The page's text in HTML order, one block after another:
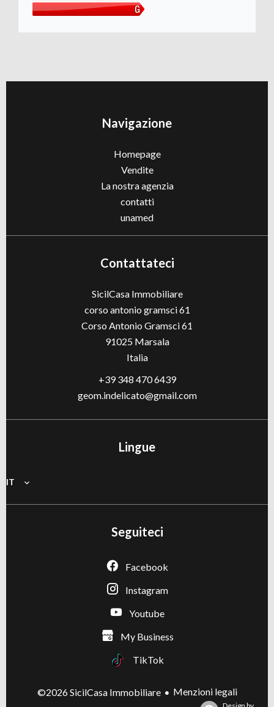
Navigazione
Homepage
Vendite
La nostra agenzia
contatti
unamed
Contattateci
SicilCasa Immobiliare
corso antonio gramsci 61
Corso Antonio Gramsci 61
91025Marsala
Italia
+39 348 470 6439
geom.indelicato@gmail.com
Lingue
IT
Seguiteci
Facebook
Instagram
Youtube
My Business
TikTok
©2026 SicilCasa Immobiliare Menzioni legali